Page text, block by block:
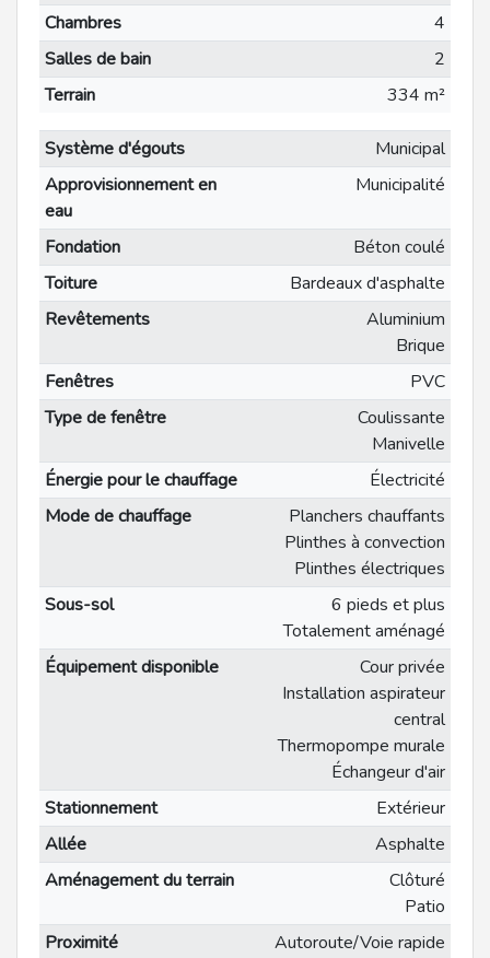
Chambres
4
Salles de bain
2
Terrain
334 m²
Système d'égouts
Municipal
Approvisionnement en
eau
Municipalité
Fondation
Béton coulé
Toiture
Bardeaux d'asphalte
Revêtements
Aluminium
Brique
Fenêtres
PVC
Type de fenêtre
Coulissante
Manivelle
Énergie pour le chauffage
Électricité
Mode de chauffage
Planchers chauffants
Plinthes à convection
Plinthes électriques
Sous-sol
6 pieds et plus
Totalement aménagé
Équipement disponible
Cour privée
Installation aspirateur
central
Thermopompe murale
Échangeur d'air
Stationnement
Extérieur
Allée
Asphalte
Aménagement du terrain
Clôturé
Patio
Proximité
Autoroute/Voie rapide